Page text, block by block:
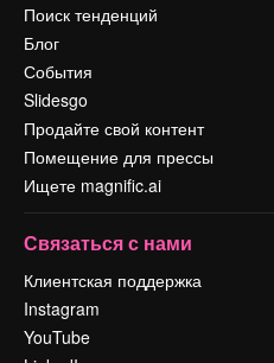
Поиск тенденций
Блог
События
Slidesgo
Продайте свой контент
Помещение для прессы
Ищете magnific.ai
Связаться с нами
Клиентская поддержка
Instagram
YouTube